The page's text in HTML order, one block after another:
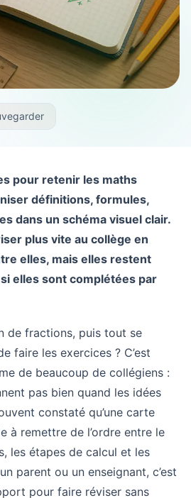
pour retenir les maths
définitions, formules,
dans un schéma visuel clair.
plus vite au collège en
elles, mais elles restent
elles sont complétées par
de fractions, puis tout se
faire les exercices ? C’est
de beaucoup de collégiens :
pas bien quand les idées
constaté qu’une carte
à remettre de l’ordre entre le
les étapes de calcul et les
parent ou un enseignant, c’est
pour faire réviser sans